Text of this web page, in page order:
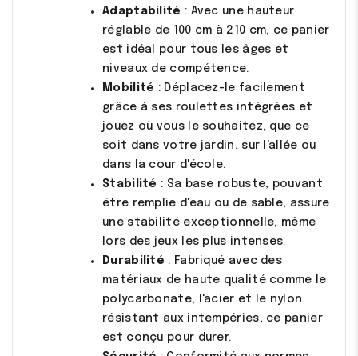
Adaptabilité : Avec une hauteur
réglable de 100 cm à 210 cm, ce panier
est idéal pour tous les âges et
niveaux de compétence.
Mobilité : Déplacez-le facilement
grâce à ses roulettes intégrées et
jouez où vous le souhaitez, que ce
soit dans votre jardin, sur l'allée ou
dans la cour d'école.
Stabilité : Sa base robuste, pouvant
être remplie d'eau ou de sable, assure
une stabilité exceptionnelle, même
lors des jeux les plus intenses.
Durabilité : Fabriqué avec des
matériaux de haute qualité comme le
polycarbonate, l'acier et le nylon
résistant aux intempéries, ce panier
est conçu pour durer.